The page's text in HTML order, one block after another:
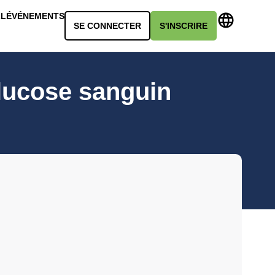
ÉVÉNEMENTS
SE CONNECTER
S'INSCRIRE
sanguin